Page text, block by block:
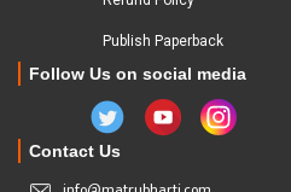
Publish Paperback
Follow Us on social media
Contact Us